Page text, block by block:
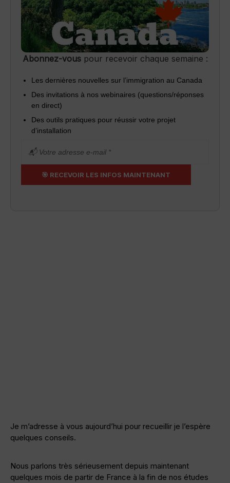
Abonnez-vouspour recevoir chaque semaine :
Les dernières nouvelles sur l’immigration au Canada
Des invitations à nos webinaires (questions/réponses
en direct)
Des outils pratiques pour réussir votre projet
d’installation
Je m’adresse à vous aujourd’hui pour recueillir je l’espère
quelques conseils.
Nous parlons très sérieusement depuis maintenant
quelques mois de partir de France à la fin de nos études